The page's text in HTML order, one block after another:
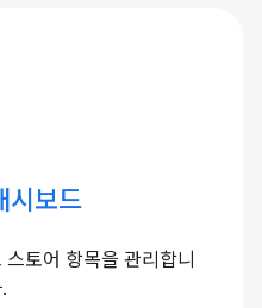
시보드
토어 항목을 관리합니